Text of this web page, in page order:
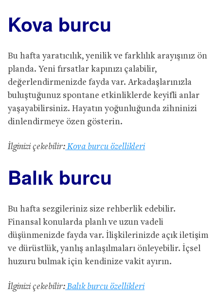
Kova burcu
Bu hafta yaratıcılık, yenilik ve farklılık arayışınız ön
planda. Yeni fırsatlar kapınızı çalabilir,
değerlendirmenizde fayda var. Arkadaşlarınızla
buluştuğunuz spontane etkinliklerde keyifli anlar
yaşayabilirsiniz. Hayatın yoğunluğunda zihninizi
dinlendirmeye özen gösterin.
İlginizi çekebilir: Kova burcu özellikleri
Balık burcu
Bu hafta sezgileriniz size rehberlik edebilir.
Finansal konularda planlı ve uzun vadeli
düşünmenizde fayda var. İlişkilerinizde açık iletişim
ve dürüstlük, yanlış anlaşılmaları önleyebilir. İçsel
huzuru bulmak için kendinize vakit ayırın.
İlginizi çekebilir: Balık burcu özellikleri